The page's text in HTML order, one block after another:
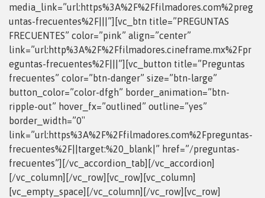
media_link=”url:https%3A%2F%2Ffilmadores.com%2preg
untas-frecuentes%2F|||”][vc_btn title=”PREGUNTAS
FRECUENTES” color=”pink” align=”center”
link=”url:http%3A%2F%2Ffilmadores.cineframe.mx%2Fpr
eguntas-frecuentes%2F|||”][vc_button title=”Preguntas
frecuentes” color=”btn-danger” size=”btn-large”
button_color=”color-dfgh” border_animation=”btn-
ripple-out” hover_fx=”outlined” outline=”yes”
border_width=”0″
link=”url:https%3A%2F%2Ffilmadores.com%2Fpreguntas-
frecuentes%2F||target:%20_blank|” href=”/preguntas-
frecuentes”][/vc_accordion_tab][/vc_accordion]
[/vc_column][/vc_row][vc_row][vc_column]
[vc_empty_space][/vc_column][/vc_row][vc_row]